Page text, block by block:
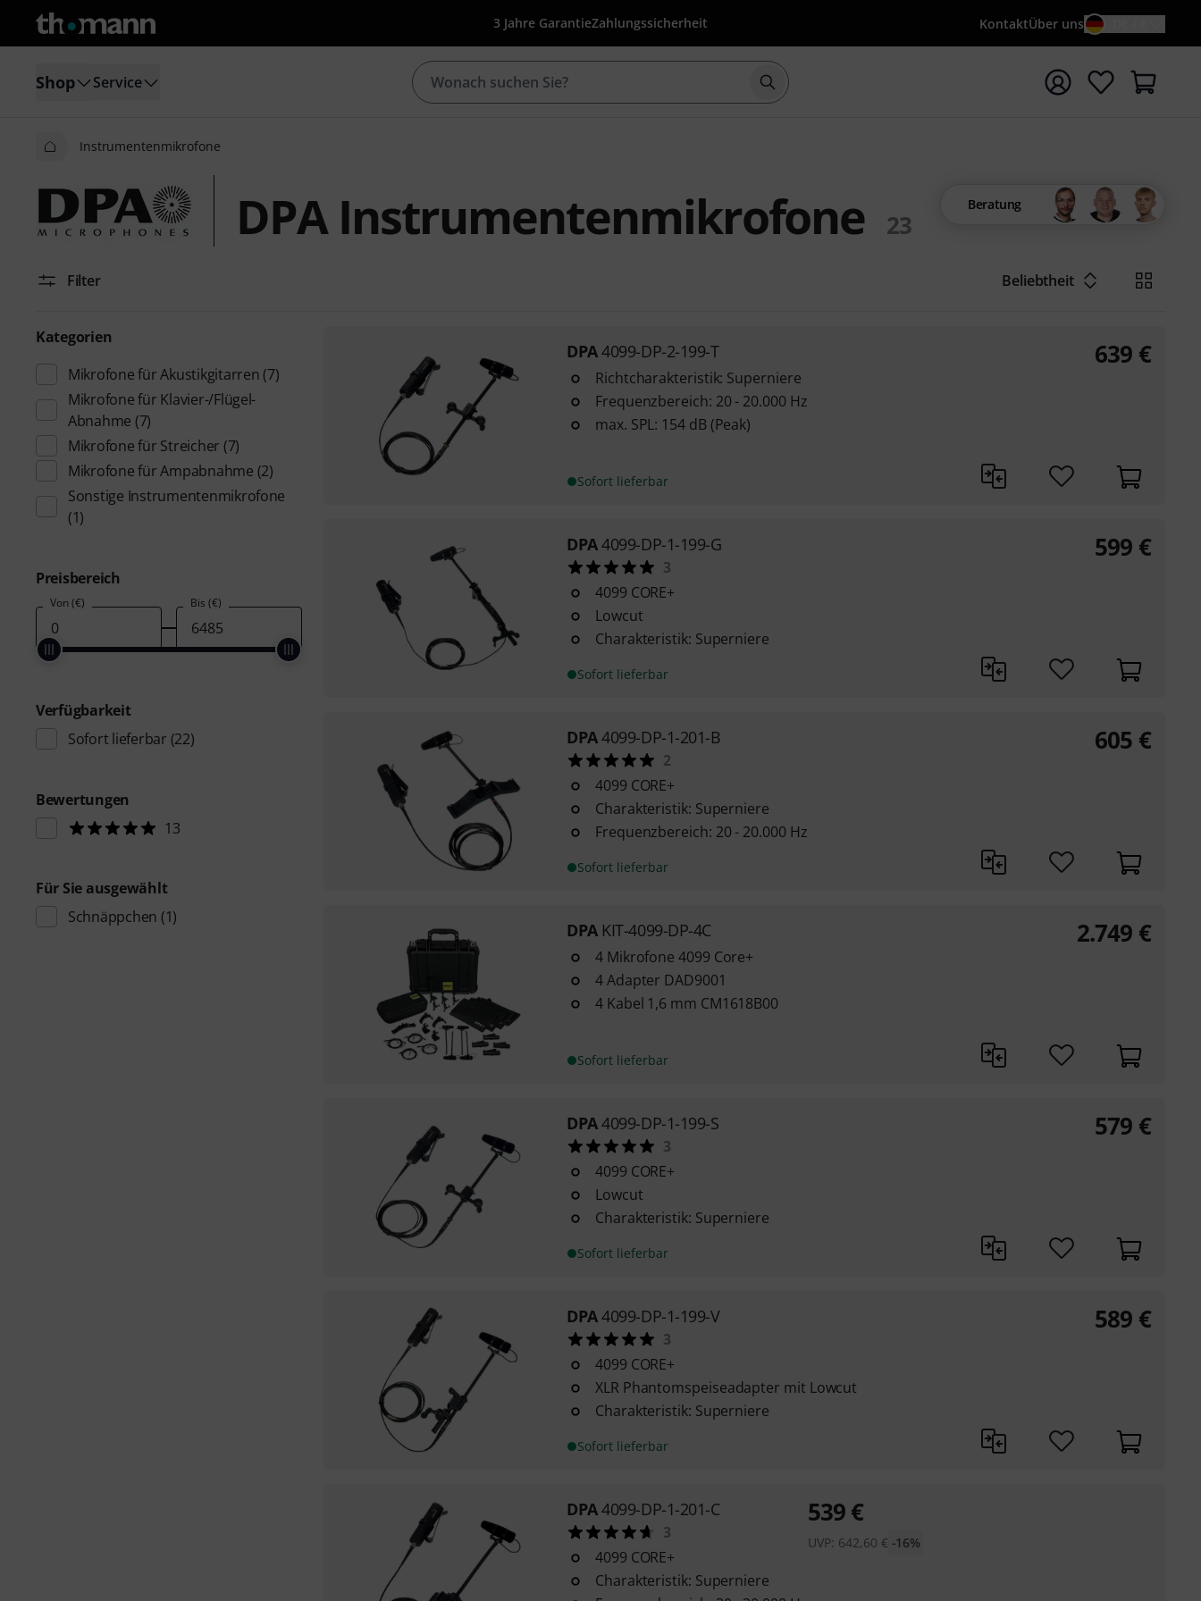
3 Jahre GarantieZahlungssicherheit KontaktÜber uns
Shop Service Suche mit Suchwort {searchTerm} starten
Instrumentenmikrofone
DPA Instrumentenmikrofone 23
Beratung
Filter Beliebtheit
Kategorien
Mikrofone für Akustikgitarren (7)
Mikrofone für Klavier-/Flügel-
Abnahme (7)
Mikrofone für Streicher (7)
Mikrofone für Ampabnahme (2)
Sonstige Instrumentenmikrofone
(1)
Preisbereich
Von (€) Bis (€)
Verfügbarkeit
Sofort lieferbar (22)
Bewertungen
13
Für Sie ausgewählt
Schnäppchen (1)
DPA4099-DP-2-199-T
Richtcharakteristik: Superniere
Frequenzbereich: 20 - 20.000 Hz
max. SPL: 154 dB (Peak)
Sofort lieferbar
639 €
DPA4099-DP-1-199-G
3
4099 CORE+
Lowcut
Charakteristik: Superniere
Sofort lieferbar
599 €
DPA4099-DP-1-201-B
2
4099 CORE+
Charakteristik: Superniere
Frequenzbereich: 20 - 20.000 Hz
Sofort lieferbar
605 €
DPA KIT-4099-DP-4C
4 Mikrofone 4099 Core+
4 Adapter DAD9001
4 Kabel 1,6 mm CM1618B00
Sofort lieferbar
2.749 €
DPA4099-DP-1-199-S
3
4099 CORE+
Lowcut
Charakteristik: Superniere
Sofort lieferbar
579 €
DPA4099-DP-1-199-V
3
4099 CORE+
XLR Phantomspeiseadapter mit Lowcut
Charakteristik: Superniere
Sofort lieferbar
589 €
DPA4099-DP-1-201-C
3
4099 CORE+
Charakteristik: Superniere
539€
UVP: 642,60 € -16%